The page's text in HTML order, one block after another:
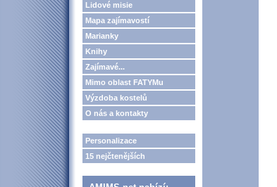
Lidové misie
Mapa zajímavostí
Marianky
Knihy
Zajímavé...
Mimo oblast FATYMu
Výzdoba kostelů
O nás a kontakty
Personalizace
15 nejčtenějších